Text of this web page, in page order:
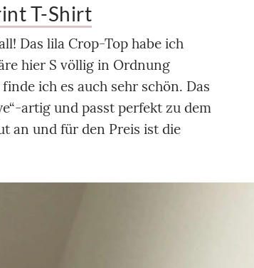
T-Shirt
Das lila Crop-Top habe ich
hier S völlig in Ordnung
ich es auch sehr schön. Das
artig und passt perfekt zu dem
an und für den Preis ist die